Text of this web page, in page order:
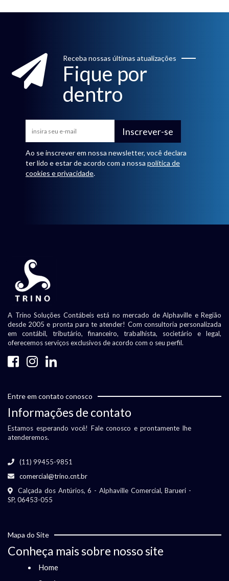
Receba nossas últimas atualizações
Fique por
dentro
Inscrever-se
Ao se inscrever em nossa newsletter, você declara
ter lido e estar de acordo com a nossa política de
cookies e privacidade.
A Trino Soluções Contábeis está no mercado de Alphaville e Região
desde 2005 e pronta para te atender! Com consultoria personalizada
em contábil, tributário, financeiro, trabalhista, societário e legal,
oferecemos serviços exclusivos de acordo com o seu perfil.
Entre em contato conosco
Informações de contato
Estamos esperando você! Fale conosco e prontamente lhe
atenderemos.
(11) 99455-9851
comercial@trino.cnt.br
Calçada dos Antúrios, 6 - Alphaville Comercial, Barueri -
SP, 06453-055
Mapa do Site
Conheça mais sobre nosso site
Home